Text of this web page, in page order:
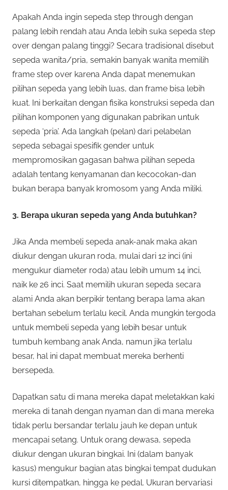
Apakah Anda ingin sepeda step through dengan
palang lebih rendah atau Anda lebih suka sepeda step
over dengan palang tinggi? Secara tradisional disebut
sepeda wanita/pria, semakin banyak wanita memilih
frame step over karena Anda dapat menemukan
pilihan sepeda yang lebih luas, dan frame bisa lebih
kuat. Ini berkaitan dengan fisika konstruksi sepeda dan
pilihan komponen yang digunakan pabrikan untuk
sepeda ‘pria’. Ada langkah (pelan) dari pelabelan
sepeda sebagai spesifik gender untuk
mempromosikan gagasan bahwa pilihan sepeda
adalah tentang kenyamanan dan kecocokan-dan
bukan berapa banyak kromosom yang Anda miliki.
3. Berapa ukuran sepeda yang Anda butuhkan?
Jika Anda membeli sepeda anak-anak maka akan
diukur dengan ukuran roda, mulai dari 12 inci (ini
mengukur diameter roda) atau lebih umum 14 inci,
naik ke 26 inci. Saat memilih ukuran sepeda secara
alami Anda akan berpikir tentang berapa lama akan
bertahan sebelum terlalu kecil. Anda mungkin tergoda
untuk membeli sepeda yang lebih besar untuk
tumbuh kembang anak Anda, namun jika terlalu
besar, hal ini dapat membuat mereka berhenti
bersepeda.
Dapatkan satu di mana mereka dapat meletakkan kaki
mereka di tanah dengan nyaman dan di mana mereka
tidak perlu bersandar terlalu jauh ke depan untuk
mencapai setang. Untuk orang dewasa, sepeda
diukur dengan ukuran bingkai. Ini (dalam banyak
kasus) mengukur bagian atas bingkai tempat dudukan
kursi ditempatkan, hingga ke pedal. Ukuran bervariasi